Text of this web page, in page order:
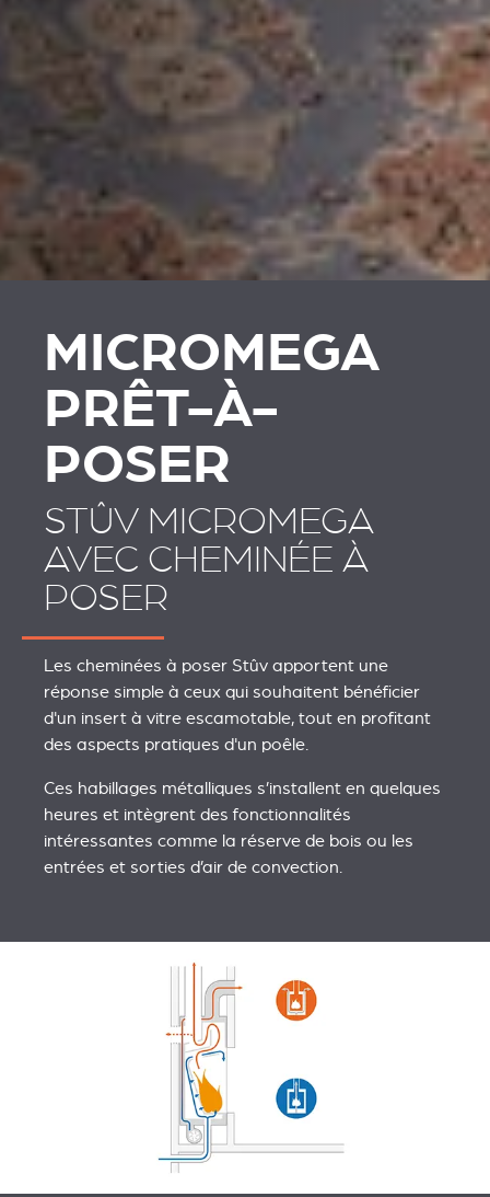
MICROMEGA
PRÊT-À-
POSER
STÛV MICROMEGA
AVEC CHEMINÉE À
POSER
Les cheminées à poser Stûv apportent une
réponse simple à ceux qui souhaitent bénéficier
d'un insert à vitre escamotable, tout en profitant
des aspects pratiques d'un poêle.
Ces habillages métalliques s’installent en quelques
heures et intègrent des fonctionnalités
intéressantes comme la réserve de bois ou les
entrées et sorties d’air de convection.